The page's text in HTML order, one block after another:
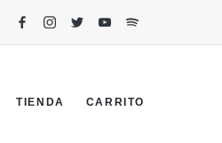
TIENDA CARRITO